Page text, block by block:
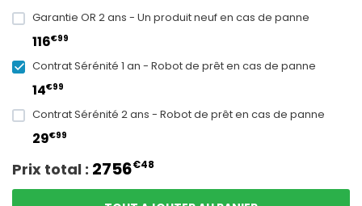
Garantie OR 2 ans - Un produit neuf en cas de panne
116€99
Contrat Sérénité 1 an - Robot de prêt en cas de panne
14€99
Contrat Sérénité 2 ans - Robot de prêt en cas de panne
29€99
Prix total : 2756€48